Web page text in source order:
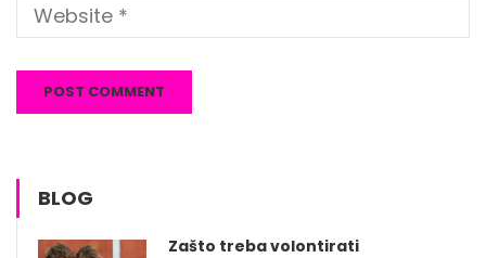
BLOG
Zašto treba volontirati